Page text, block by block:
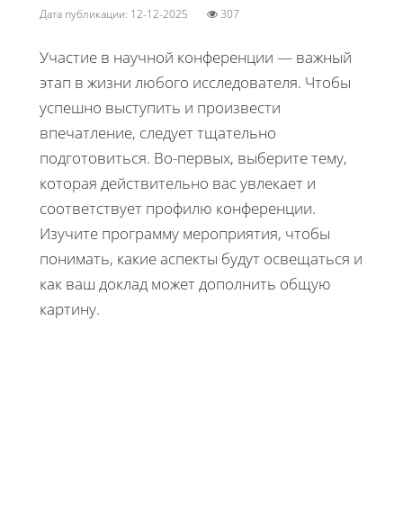
Дата публикации: 12-12-2025 307
Участие в научной конференции — важный
этап в жизни любого исследователя. Чтобы
успешно выступить и произвести
впечатление, следует тщательно
подготовиться. Во-первых, выберите тему,
которая действительно вас увлекает и
соответствует профилю конференции.
Изучите программу мероприятия, чтобы
понимать, какие аспекты будут освещаться и
как ваш доклад может дополнить общую
картину.